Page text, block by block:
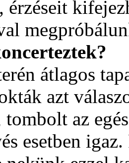
érzéseit
átlagos
azt
az
esetben